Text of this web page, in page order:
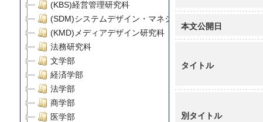
(KBS)経営管理研究科
(SDM)システムデザイン・マネジメント研究科
(KMD)メディアデザイン研究科
法務研究科
文学部
経済学部
法学部
商学部
医学部
本文公開日
タイトル
別タイトル